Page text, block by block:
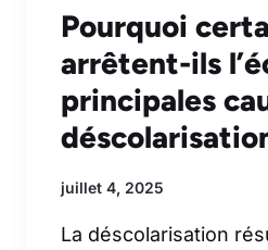
Pourquoi
arrêtent-ils
principales
juillet 4, 2025
La déscolarisation